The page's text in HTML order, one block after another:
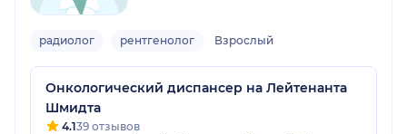
радиолог рентгенолог Взрослый
Онкологический диспансер на Лейтенанта
Шмидта
4.139 отзывов